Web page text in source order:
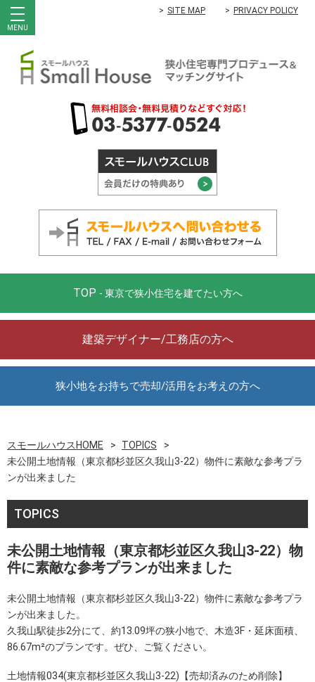
MENU
SITE MAP PRIVACY POLICY
TOP - 東京で狭小住宅を建てたい方へ
建築デザイナー/工務店の方へ
狭小地をお持ちで売却/活用をお考えの方へ
スモールハウスHOME
TOPICS
未公開土地情報（東京都杉並区久我山3-22）物件に素敵な参考プラ
ンが出来ました
TOPICS
未公開土地情報（東京都杉並区久我山3-22）物
件に素敵な参考プランが出来ました
未公開土地情報（東京都杉並区久我山3-22）物件に素敵な参考プラ
ンが出来ました。
久我山駅徒歩2分にて、約13.09坪の狭小地で、木造3F・延床面積、
86.67m²のプランです。ぜひ、ご覧ください。
土地情報034(東京都杉並区久我山3-22)【売却済みのため削除】